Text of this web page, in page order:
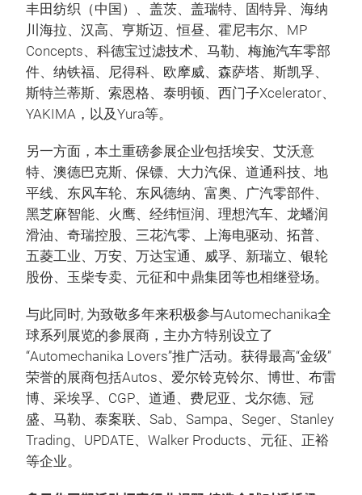
丰田纺织（中国）、盖茨、盖瑞特、固特异、海纳
川海拉、汉高、亨斯迈、恒昼、霍尼韦尔、MP
Concepts、科德宝过滤技术、马勒、梅施汽车零部
件、纳铁福、尼得科、欧摩威、森萨塔、斯凯孚、
斯特兰蒂斯、索恩格、泰明顿、西门子Xcelerator、
YAKIMA，以及Yura等。
另一方面，本土重磅参展企业包括埃安、艾沃意
特、澳德巴克斯、保镖、大力汽保、道通科技、地
平线、东风车轮、东风德纳、富奥、广汽零部件、
黑芝麻智能、火鹰、经纬恒润、理想汽车、龙蟠润
滑油、奇瑞控股、三花汽零、上海电驱动、拓普、
五菱工业、万安、万达宝通、威孚、新瑞立、银轮
股份、玉柴专卖、元征和中鼎集团等也相继登场。
与此同时, 为致敬多年来积极参与Automechanika全
球系列展览的参展商，主办方特别设立了
“Automechanika Lovers”推广活动。获得最高“金级”
荣誉的展商包括Autos、爱尔铃克铃尔、博世、布雷
博、采埃孚、CGP、道通、费尼亚、戈尔德、冠
盛、马勒、泰案联、Sab、Sampa、Seger、Stanley
Trading、UPDATE、Walker Products、元征、正裕
等企业。